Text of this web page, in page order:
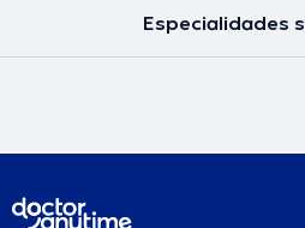
Especialidades